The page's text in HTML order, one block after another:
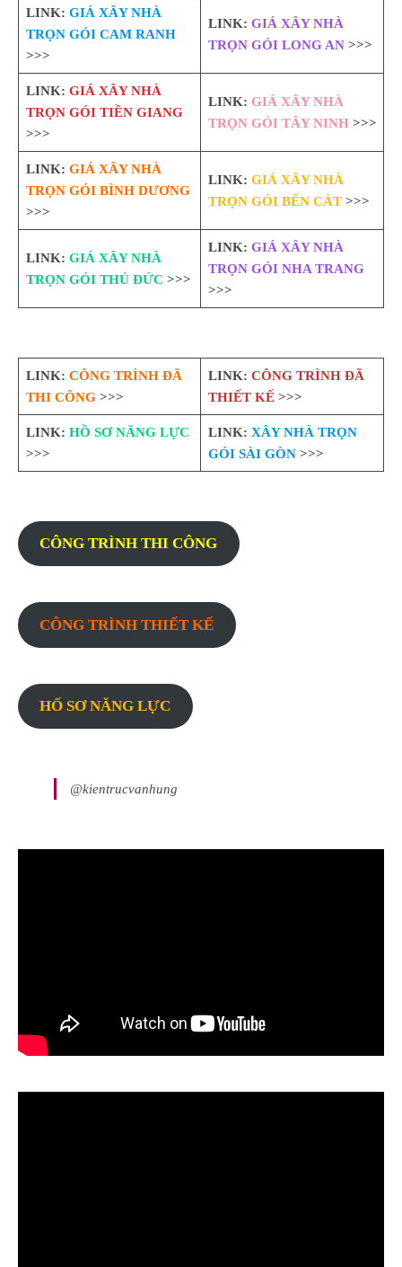
LINK: GIÁ XÂY NHÀ
TRỌN GÓI CAM RANH
>>>
LINK: GIÁ XÂY NHÀ
TRỌN GÓI LONG AN>>>
LINK: GIÁ XÂY NHÀ
TRỌN GÓI TIỀN GIANG
>>>
LINK: GIÁ XÂY NHÀ
TRỌN GÓI TÂY NINH>>>
LINK: GIÁ XÂY NHÀ
TRỌN GÓI BÌNH DƯƠNG
>>>
LINK: GIÁ XÂY NHÀ
TRỌN GÓI BẾN CÁT>>>
LINK: GIÁ XÂY NHÀ
TRỌN GÓI THỦ ĐỨC >>>
LINK: GIÁ XÂY NHÀ
TRỌN GÓI NHA TRANG
>>>
LINK: CÔNG TRÌNH ĐÃ
THI CÔNG>>>
LINK: CÔNG TRÌNH ĐÃ
THIẾT KẾ>>>
LINK: HỒ SƠ NĂNG LỰC
>>>
LINK: XÂY NHÀ TRỌN
GÓI SÀI GÒN>>>
CÔNG TRÌNH THI CÔNG
CÔNG TRÌNH THIẾT KẾ
HỐ SƠ NĂNG LỰC
@kientrucvanhung